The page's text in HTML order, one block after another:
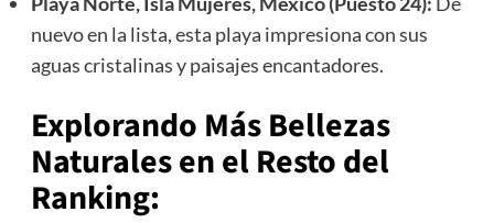
nuevo en la lista, esta playa impresiona con sus
aguas cristalinas y paisajes encantadores.
Explorando Más Bellezas
Naturales en el Resto del
Ranking: